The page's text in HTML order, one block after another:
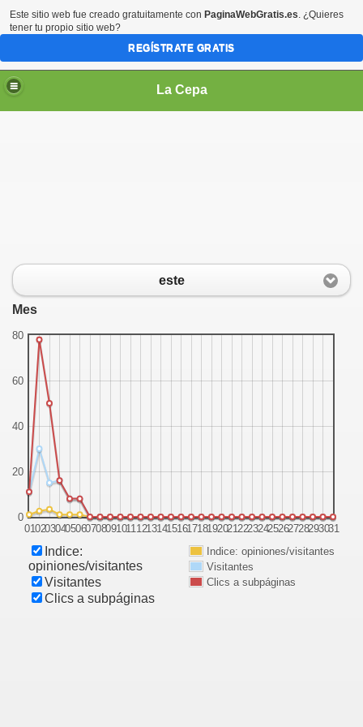
La Cepa
este
Mes
01020304050607080910111213141516171819202122232425262728293031
0
20
40
60
80
Indice: opiniones/visitantes
Visitantes
Clics a subpáginas
Indice:
opiniones/visitantes
Visitantes
Clics a subpáginas
Este sitio web fue creado gratuitamente con PaginaWebGratis.es. ¿Quieres
tener tu propio sitio web?
REGÍSTRATE GRATIS